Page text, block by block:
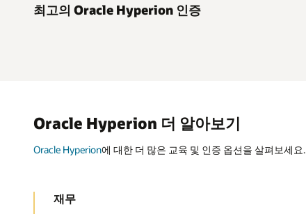
최고의 Oracle Hyperion 인증
Oracle Hyperion 더 알아보기
Oracle Hyperion에 대한 더 많은 교육 및 인증 옵션을 살펴보세요.
재무